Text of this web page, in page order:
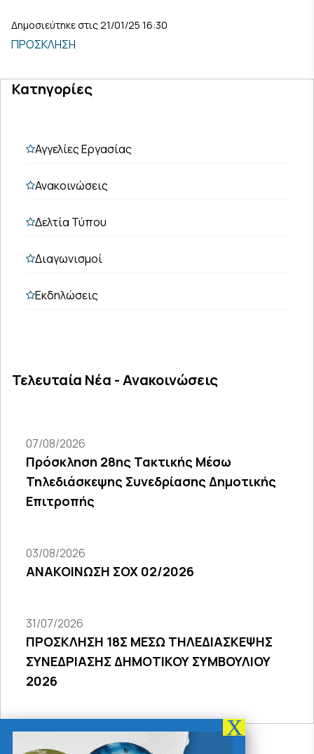
Δημοσιεύτηκε στις 21/01/25 16:30
ΠΡΟΣΚΛΗΣΗ
Κατηγορίες
Αγγελίες Εργασίας
Ανακοινώσεις
Δελτία Τύπου
Διαγωνισμοί
Εκδηλώσεις
Τελευταία Νέα - Ανακοινώσεις
07/08/2026
Πρόσκληση 28ης Τακτικής Μέσω
Τηλεδιάσκεψης Συνεδρίασης Δημοτικής
Επιτροπής
03/08/2026
ΑΝΑΚΟΙΝΩΣΗ ΣΟΧ 02/2026
31/07/2026
ΠΡΟΣΚΛΗΣΗ 18Σ ΜΕΣΩ ΤΗΛΕΔΙΑΣΚΕΨΗΣ
ΣΥΝΕΔΡΙΑΣΗΣ ΔΗΜΟΤΙΚΟΥ ΣΥΜΒΟΥΛΙΟΥ
2026